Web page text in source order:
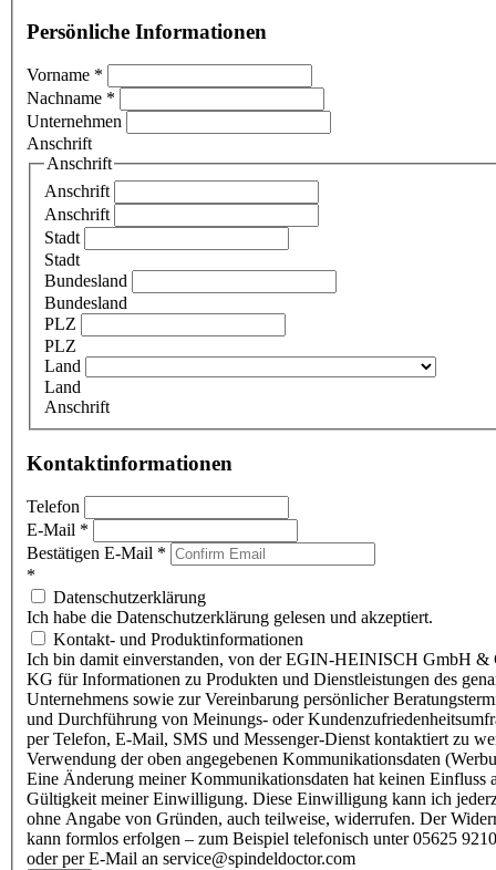
Persönliche Informationen
Vorname *
Nachname *
Unternehmen
Anschrift
Anschrift
Anschrift
Anschrift
Stadt
Stadt
Bundesland
Bundesland
PLZ
PLZ
Land
Land
Anschrift
Kontaktinformationen
Telefon
E-Mail *
Bestätigen E-Mail *
*
Datenschutzerklärung
Ich habe die Datenschutzerklärung gelesen und akzeptiert.
Kontakt- und Produktinformationen
Ich bin damit einverstanden, von der EGIN-HEINISCH GmbH &
KG für Informationen zu Produkten und Dienstleistungen des
Unternehmens sowie zur Vereinbarung persönlicher
und Durchführung von Meinungs- oder
per Telefon, E-Mail, SMS und Messenger-Dienst kontaktiert zu
Verwendung der oben angegebenen Kommunikationsdaten
Eine Änderung meiner Kommunikationsdaten hat keinen Einfluss
Gültigkeit meiner Einwilligung. Diese Einwilligung kann ich
ohne Angabe von Gründen, auch teilweise, widerrufen. Der
kann formlos erfolgen – zum Beispiel telefonisch unter 05625
oder per E-Mail an service@spindeldoctor.com